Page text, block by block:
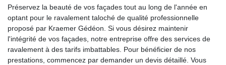
Préservez la beauté de vos façades tout au long de l'année en
optant pour le ravalement taloché de qualité professionnelle
proposé par Kraemer Gédéon. Si vous désirez maintenir
l'intégrité de vos façades, notre entreprise offre des services de
ravalement à des tarifs imbattables. Pour bénéficier de nos
prestations, commencez par demander un devis détaillé. Vous